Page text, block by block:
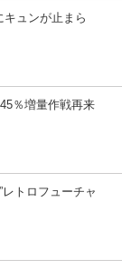
キュンが止まら
％増量作戦再来
トロフューチャ